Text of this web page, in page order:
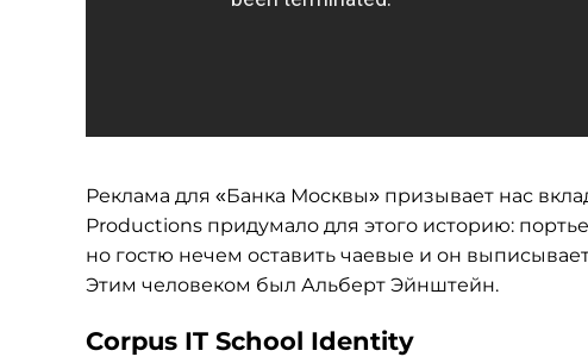
Реклама для «Банка Москвы» призывает нас
Productions придумало для этого историю:
но гостю нечем оставить чаевые и он
Этим человеком был Альберт Эйнштейн.
Corpus IT School Identity